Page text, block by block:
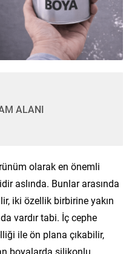
ALANI
olarak en önemli
aslında. Bunlar arasında
iki özellik birbirine yakın
vardır tabi. İç cephe
ile ön plana çıkabilir,
boyalarda silikonlu